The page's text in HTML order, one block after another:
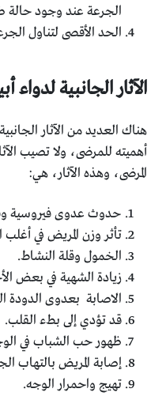
الجرعة عند وجود حالة
الحد الأقصى لتناول الجرعة
الآثار الجانبية لدواء
هناك العديد من الآثار
أهميته للمرضى، ولا تصيب
المرضى، وهذه الآثار، هي:
حدوث عدوى فيروسية
تأثر وزن المريض في أغلب
الخمول وقلة النشاط.
زيادة الشهية في بعض
الاصابة بعدوى الدودة
قد تؤدي إلى بطء القلب.
ظهور حب الشباب في
إصابة المريض بالتهاب
تهيج واحمرار الوجه.